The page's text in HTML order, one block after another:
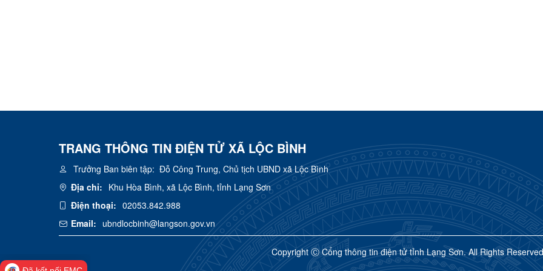
TRANG THÔNG TIN ĐIỆN TỬ XÃ LỘC BÌNH
Trưởng Ban biên tập: Đỗ Công Trung, Chủ tịch UBND xã Lộc Bình
Địa chỉ: Khu Hòa Bình, xã Lộc Bình, tỉnh Lạng Sơn
Điện thoại: 02053.842.988
Email: ubndlocbinh@langson.gov.vn
Copyright Ⓒ Cổng thông tin điện tử tỉnh Lạng Sơn. All Rights Reserved